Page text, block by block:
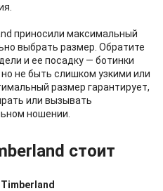
приносили максимальный
выбрать размер. Обратите
и ее посадку — ботинки
не быть слишком узкими или
размер гарантирует,
или вызывать
ношении.
стоит